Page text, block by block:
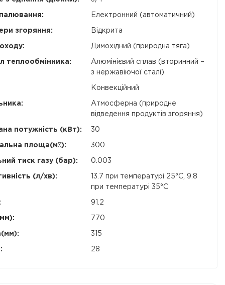
Електронний (автоматичний)
згоряння: Відкрита
Димохідний (природна тяга)
теплообмінника:
Алюмінієвий сплав (вторинний –
з нержавіючої сталі)
Конвекційний
Атмосферна (природне
відведення продуктів згоряння)
потужність (кВт): 30
площа(м²): 300
тиск газу (бар): 0.003
(л/хв):
13.7 при температурі 25°C, 9.8
при температурі 35°C
91.2
770
315
28